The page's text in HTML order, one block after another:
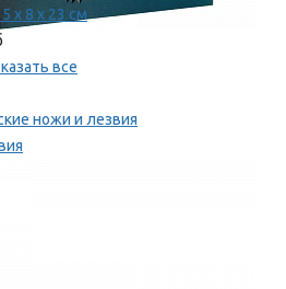
х 8 х 23 см
все
ножи и лезвия